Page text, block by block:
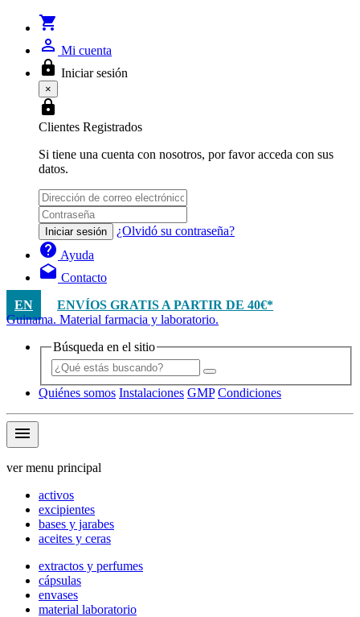
shopping_cart
person_outline Mi cuenta
lock Iniciar sesión
×
lock
Clientes Registrados
Si tiene una cuenta con nosotros, por favor acceda con sus
datos.
Iniciar sesión ¿Olvidó su contraseña?
help Ayuda
drafts Contacto
EN
ENVÍOS GRATIS A PARTIR DE 40€*
Guinama. Material farmacia y laboratorio.
Búsqueda en el sitio
Quiénes somos Instalaciones GMP Condiciones
menu
ver menu principal
activos
excipientes
bases y jarabes
aceites y ceras
extractos y perfumes
cápsulas
envases
material laboratorio